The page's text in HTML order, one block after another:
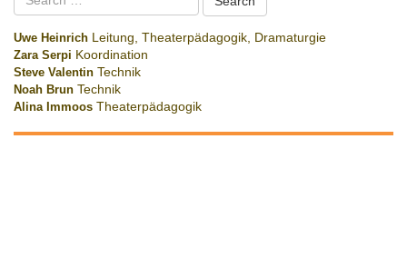
for:
Uwe Heinrich Leitung, Theaterpädagogik, Dramaturgie
Zara Serpi Koordination
Steve Valentin Technik
Noah Brun Technik
Alina Immoos Theaterpädagogik